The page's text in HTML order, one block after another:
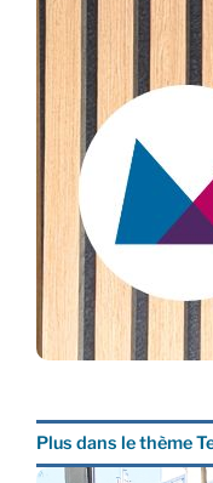
Plus dans le thème